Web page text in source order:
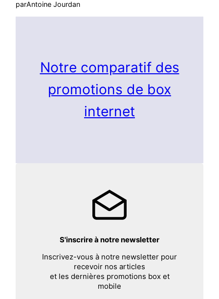
parAntoine Jourdan
Notre comparatif des
promotions de box
internet
S'inscrire à notre newsletter
Inscrivez-vous à notre newsletter pour
recevoir nos articles
et les dernières promotions box et
mobile